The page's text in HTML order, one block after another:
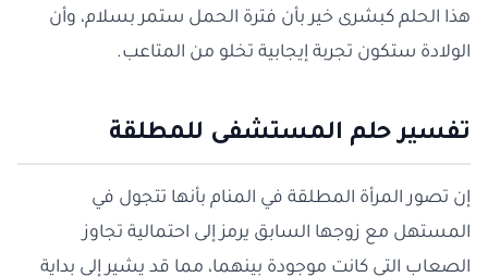
هذا الحلم كبشرى خير بأن فترة الحمل ستمر بسلام، وأن
الولادة ستكون تجربة إيجابية تخلو من المتاعب.
تفسير حلم المستشفى للمطلقة
إن تصور المرأة المطلقة في المنام بأنها تتجول في
المستهل مع زوجها السابق يرمز إلى احتمالية تجاوز
الصعاب التي كانت موجودة بينهما، مما قد يشير إلى بداية